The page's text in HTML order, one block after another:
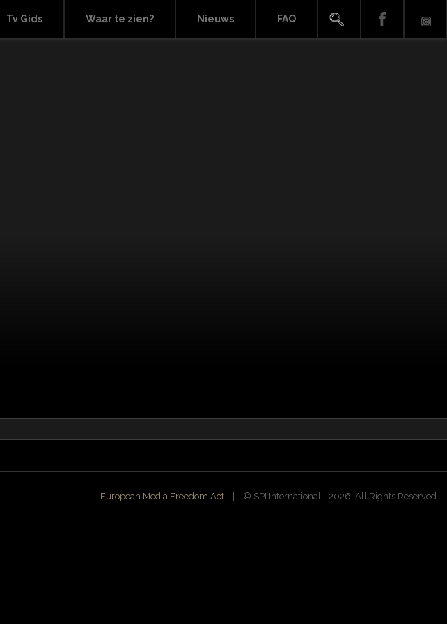
Tv Gids Waar te zien? Nieuws FAQ
European Media Freedom Act | ©️ SPI International - 2026. All Rights Reserved